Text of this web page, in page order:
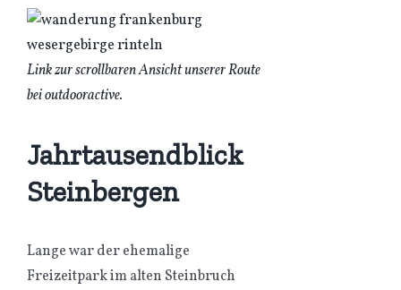
Link zur scrollbaren Ansicht unserer Route
bei outdooractive.
Jahrtausendblick
Steinbergen
Lange war der ehemalige
Freizeitpark im alten Steinbruch